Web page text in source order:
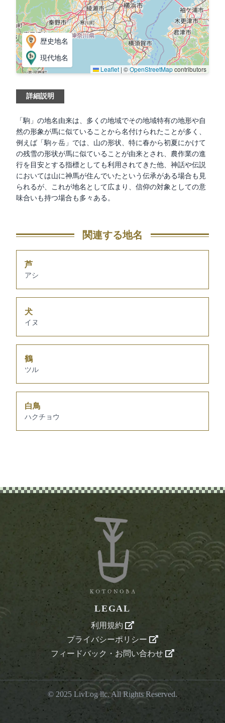
歴史地名
現代地名
Leaflet | ©OpenStreetMapcontributors
詳細説明
「駒」の地名由来は、多くの地域でその地域特有の地形や自
然の形象が馬に似ていることから名付けられたことが多く、
例えば「駒ヶ岳」では、山の形状、特に春から初夏にかけて
の残雪の形状が馬に似ていることが由来とされ、農作業の進
行を目安とする指標としても利用されてきた他、神話や伝説
においては山に神馬が住んでいたという伝承がある場合も見
られるが、これが地名として広まり、信仰の対象としての意
味合いも持つ場合も多々ある。
関連する地名
芦
アシ
犬
イヌ
鶴
ツル
白鳥
ハクチョウ
LEGAL
利用規約
プライバシーポリシー
フィードバック・お問い合わせ
© 2025 LivLog llc. All Rights Reserved.